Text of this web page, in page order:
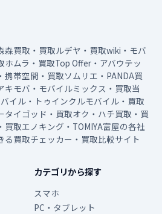
森買取・買取ルデヤ・買取wiki・モバ
ホムラ・買取Top Offer・アバウテッ
携帯空間・買取ソムリエ・PANDA買
モバ・モバイルミックス・買取当
イル・トゥインクルモバイル・買取
タイゴッド・買取オク・ハチ買取・買
取エノキング・TOMIYA富屋の各社
る買取チェッカー・買取比較サイト
カテゴリから探す
スマホ
PC・タブレット